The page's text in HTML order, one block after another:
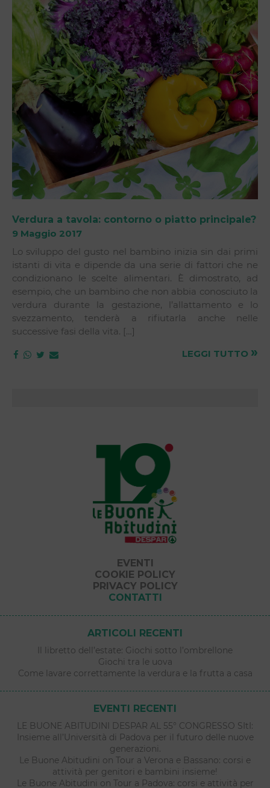
Verdura a tavola: contorno o piatto principale?
9 Maggio 2017
Lo sviluppo del gusto nel bambino inizia sin dai primi
istanti di vita e dipende da una serie di fattori che ne
condizionano le scelte alimentari. È dimostrato, ad
esempio, che un bambino che non abbia conosciuto la
verdura durante la gestazione, l’allattamento e lo
svezzamento, tenderà a rifiutarla anche nelle
successive fasi della vita. […]
LEGGI TUTTO »
EVENTI
COOKIE POLICY
PRIVACY POLICY
CONTATTI
ARTICOLI RECENTI
Il libretto dell’estate: Giochi sotto l’ombrellone
Giochi tra le uova
Come lavare correttamente la verdura e la frutta a casa
EVENTI RECENTI
LE BUONE ABITUDINI DESPAR AL 55° CONGRESSO SItI:
Insieme all’Università di Padova per il futuro delle nuove
generazioni.
Le Buone Abitudini on Tour a Verona e Bassano: corsi e
attività per genitori e bambini insieme!
Le Buone Abitudini on Tour a Padova: corsi e attività per